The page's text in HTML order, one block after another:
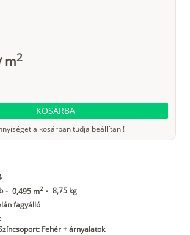
m2
KOSÁRBA
a kosárban tudja beállítani!
- 0,495 m2 - 8,75 kg
fagyálló
Fehér + árnyalatok